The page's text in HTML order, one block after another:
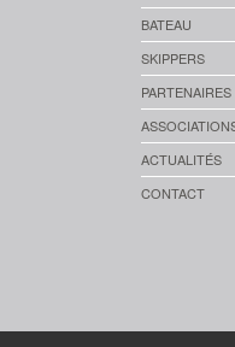
BATEAU
SKIPPERS
PARTENAIRES
ACTUALITÉS
CONTACT